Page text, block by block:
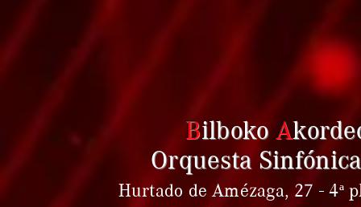
BilbokoA
Orquesta
Hurtado de Amézaga, 27 - 4ª